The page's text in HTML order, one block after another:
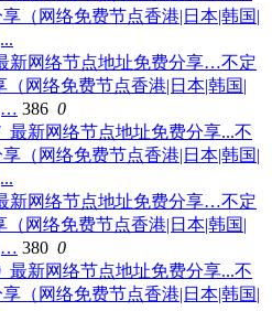
新网络节点地址免费分享…不定
网络免费节点香港|日本|韩国|
386 0
新网络节点地址免费分享…不定
网络免费节点香港|日本|韩国|
380 0